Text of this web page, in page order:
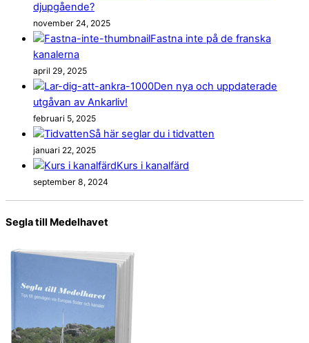
djupgående?
november 24, 2025
Fastna inte på de franska
kanalerna
april 29, 2025
Den nya och uppdaterade
utgåvan av Ankarliv!
februari 5, 2025
Så här seglar du i tidvatten
januari 22, 2025
Kurs i kanalfärd
september 8, 2024
Segla till Medelhavet